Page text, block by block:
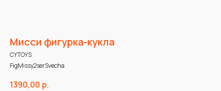
Мисси фигурка-кукла
CYTOYS
FigMissy2serSvecha
1390,00 р.